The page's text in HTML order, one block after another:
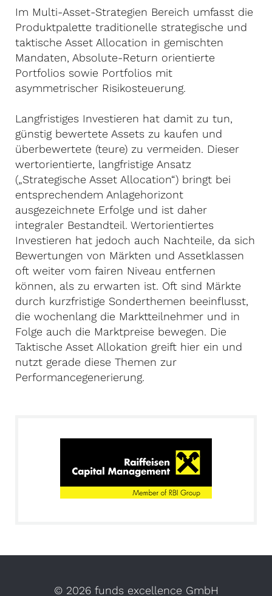
Im Multi-Asset-Strategien Bereich umfasst die
Produktpalette traditionelle strategische und
taktische Asset Allocation in gemischten
Mandaten, Absolute-Return orientierte
Portfolios sowie Portfolios mit
asymmetrischer Risikosteuerung.
Langfristiges Investieren hat damit zu tun,
günstig bewertete Assets zu kaufen und
überbewertete (teure) zu vermeiden. Dieser
wertorientierte, langfristige Ansatz
(„Strategische Asset Allocation“) bringt bei
entsprechendem Anlagehorizont
ausgezeichnete Erfolge und ist daher
integraler Bestandteil. Wertorientiertes
Investieren hat jedoch auch Nachteile, da sich
Bewertungen von Märkten und Assetklassen
oft weiter vom fairen Niveau entfernen
können, als zu erwarten ist. Oft sind Märkte
durch kurzfristige Sonderthemen beeinflusst,
die wochenlang die Marktteilnehmer und in
Folge auch die Marktpreise bewegen. Die
Taktische Asset Allokation greift hier ein und
nutzt gerade diese Themen zur
Performancegenerierung.
© 2026 funds excellence GmbH